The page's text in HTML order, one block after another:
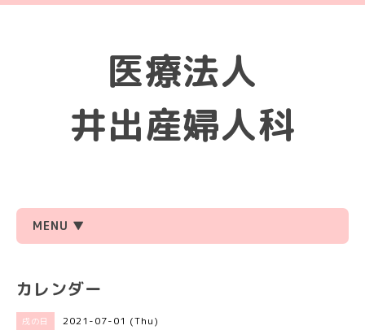
医療法人
井出産婦人科
MENU ▼
カレンダー
戌の日 2021-07-01 (Thu)